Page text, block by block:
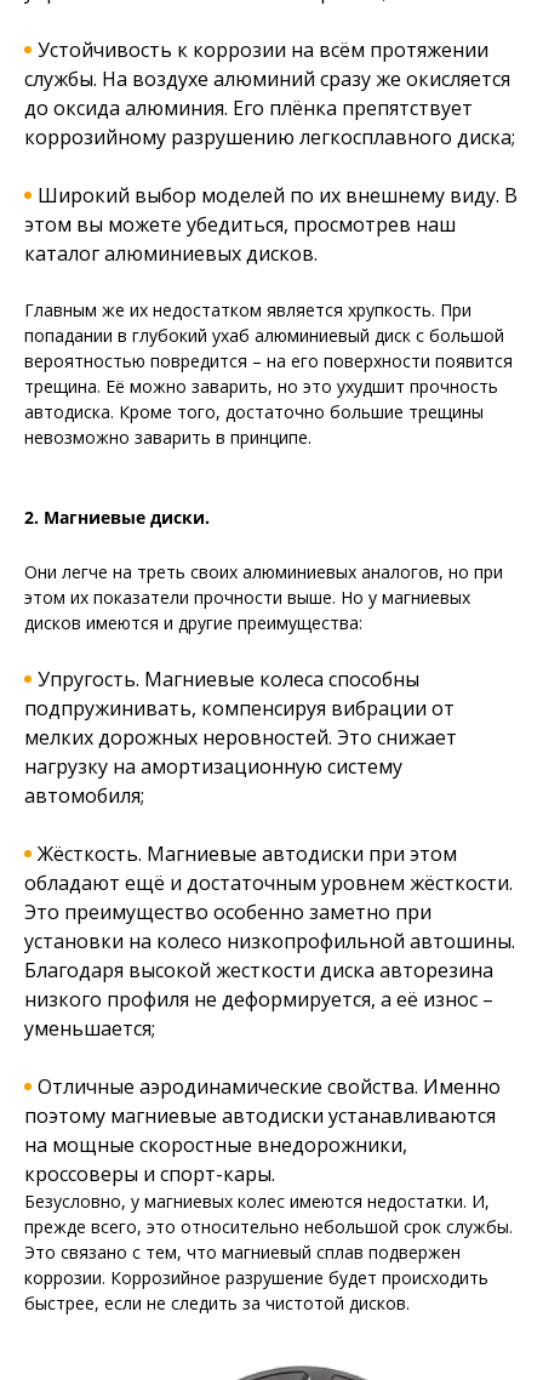
Устойчивость к коррозии на всём протяжении
службы. На воздухе алюминий сразу же окисляется
до оксида алюминия. Его плёнка препятствует
коррозийному разрушению легкосплавного диска;
Широкий выбор моделей по их внешнему виду. В
этом вы можете убедиться, просмотрев наш
каталог алюминиевых дисков.
Главным же их недостатком является хрупкость. При
попадании в глубокий ухаб алюминиевый диск с большой
вероятностью повредится – на его поверхности появится
трещина. Её можно заварить, но это ухудшит прочность
автодиска. Кроме того, достаточно большие трещины
невозможно заварить в принципе.
2. Магниевые диски.
Они легче на треть своих алюминиевых аналогов, но при
этом их показатели прочности выше. Но у магниевых
дисков имеются и другие преимущества:
Упругость. Магниевые колеса способны
подпружинивать, компенсируя вибрации от
мелких дорожных неровностей. Это снижает
нагрузку на амортизационную систему
автомобиля;
Жёсткость. Магниевые автодиски при этом
обладают ещё и достаточным уровнем жёсткости.
Это преимущество особенно заметно при
установки на колесо низкопрофильной автошины.
Благодаря высокой жесткости диска авторезина
низкого профиля не деформируется, а её износ –
уменьшается;
Отличные аэродинамические свойства. Именно
поэтому магниевые автодиски устанавливаются
на мощные скоростные внедорожники,
кроссоверы и спорт-кары.
Безусловно, у магниевых колес имеются недостатки. И,
прежде всего, это относительно небольшой срок службы.
Это связано с тем, что магниевый сплав подвержен
коррозии. Коррозийное разрушение будет происходить
быстрее, если не следить за чистотой дисков.